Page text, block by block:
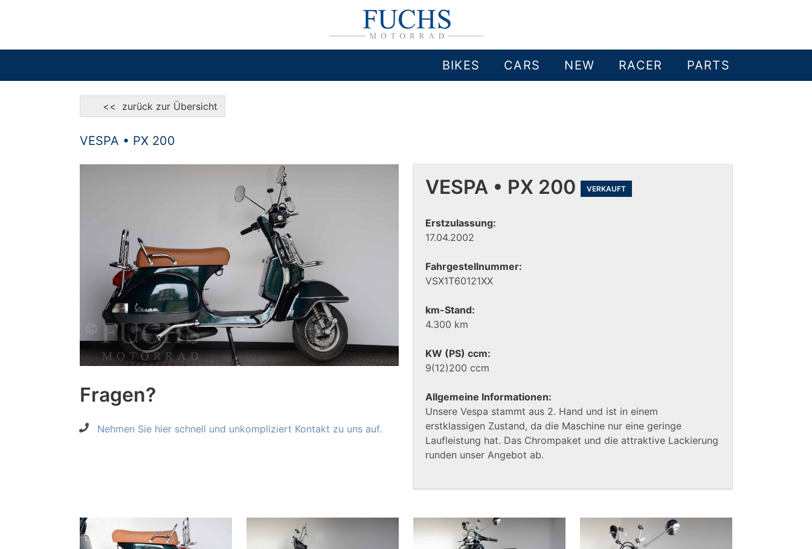
BIKES CARS NEW RACER PARTS
<< zurück zur Übersicht
VESPA • PX 200
Fragen?
Nehmen Sie hier schnell und unkompliziert Kontakt zu uns auf.
VESPA • PX 200 VERKAUFT
Erstzulassung:
17.04.2002
Fahrgestellnummer:
VSX1T60121XX
km-Stand:
4.300 km
KW (PS) ccm:
9(12)200 ccm
Allgemeine Informationen:
Unsere Vespa stammt aus 2. Hand und ist in einem
erstklassigen Zustand, da die Maschine nur eine geringe
Laufleistung hat. Das Chrompaket und die attraktive Lackierung
runden unser Angebot ab.